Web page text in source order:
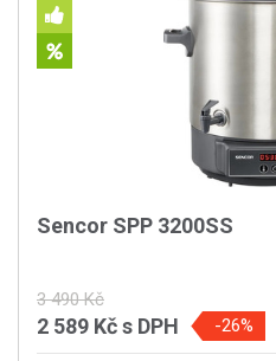
Sencor SPP 3200SS
3 490 Kč
2 589 Kčs DPH -26%